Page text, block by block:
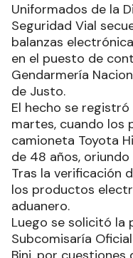
Uniformados de la
Seguridad Vial
balanzas
en el puesto de
Gendarmería
de Justo.
El hecho se
martes, cuando los
camioneta Toyota
de 48 años,
Tras la verificación
los productos
aduanero.
Luego se solicitó la
Subcomisaría